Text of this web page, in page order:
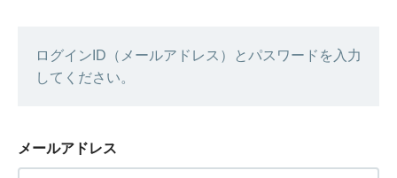
ログインID（メールアドレス）とパスワードを入力
してください。
メールアドレス